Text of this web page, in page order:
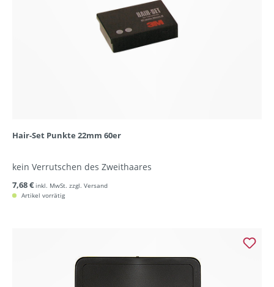
Hair-Set Punkte 22mm 60er
kein Verrutschen des Zweithaares
7,68 € inkl. MwSt. zzgl. Versand
Artikel vorrätig